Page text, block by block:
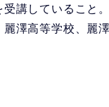
講していること
澤高等学校、麗